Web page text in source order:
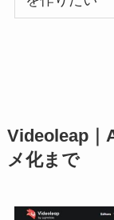
Videoleap｜
メ化まで